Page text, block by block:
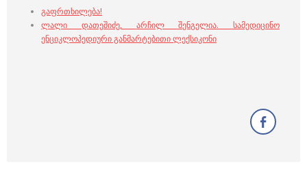
გაფრთხილება!
ლალი დათეშიძე, არჩილ შენგელია. სამედიცინო
ენციკლოპედიური განმარტებითი ლექსიკონი